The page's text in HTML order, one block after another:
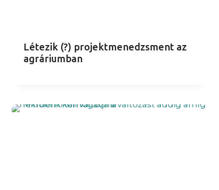
Létezik (?) projektmenedzsment az
agráriumban